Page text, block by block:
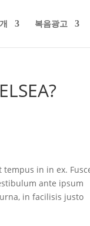
복음광고
in in ex.
ante ipsum
in facilisis justo